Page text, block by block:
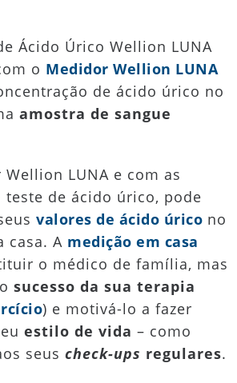
Ácido Úrico Wellion LUNA
o Medidor Wellion LUNA
de ácido úrico no
amostra de sangue
LUNA e com as
teste de ácido úrico, pode
valores de ácido úrico no
casa. A medição em casa
o médico de família, mas
sucesso da sua terapia
) e motivá-lo a fazer
estilo de vida – como
seus check-ups regulares.